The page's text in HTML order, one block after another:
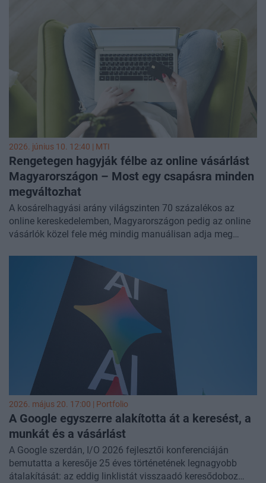
2026. június 10. 12:40 | MTI
Rengetegen hagyják félbe az online vásárlást
Magyarországon – Most egy csapásra minden
megváltozhat
A kosárelhagyási arány világszinten 70 százalékos az
online kereskedelemben, Magyarországon pedig az online
vásárlók közel fele még mindig manuálisan adja meg
szavaiból. A két cég együttműködik a Click to pay fizetési
megoldás hazai bevezetésében, amely biometrikus
azonosítással akár 90 százalékra emelheti a befejezett
tranzakciók arányát. A Visa felmérése szerint a magyar
fogyasztók 84 százaléka tartja fontosnak a biztonságot,
44 százalékuk pedig félbehagyja a vásárlást, ha a
folyamat túl hosszú. A már 33 európai országban elérhető
Click to pay becslések szerint éves szinten 51 milliárd euró
többletbevételt hoz a vállalkozásoknak.
2026. május 20. 17:00 | Portfolio
A Google egyszerre alakította át a keresést, a
munkát és a vásárlást
A Google szerdán, I/O 2026 fejlesztői konferenciáján
bemutatta a keresője 25 éves történetének legnagyobb
átalakítását: az eddig linklistát visszaadó keresődoboz